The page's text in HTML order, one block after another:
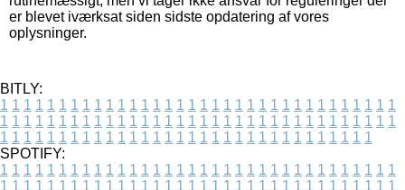
er blevet iværksat siden sidste opdatering af vores
oplysninger.
BITLY:
1 1 1 1 1 1 1 1 1 1 1 1 1 1 1 1 1 1 1 1 1 1 1 1 1 1 1 1 1 1 1 1 1 1
1 1 1 1 1 1 1 1 1 1 1 1 1 1 1 1 1 1 1 1 1 1 1 1 1 1 1 1 1 1 1 1 1 1
1 1 1 1 1 1 1 1 1 1 1 1 1 1 1 1 1 1 1 1 1 1 1 1 1 1 1 1 1 1 1 1
SPOTIFY:
1 1 1 1 1 1 1 1 1 1 1 1 1 1 1 1 1 1 1 1 1 1 1 1 1 1 1 1 1 1 1 1 1 1
1 1 1 1 1 1 1 1 1 1 1 1 1 1 1 1 1 1 1 1 1 1 1 1 1 1 1 1 1 1 1 1 1 1